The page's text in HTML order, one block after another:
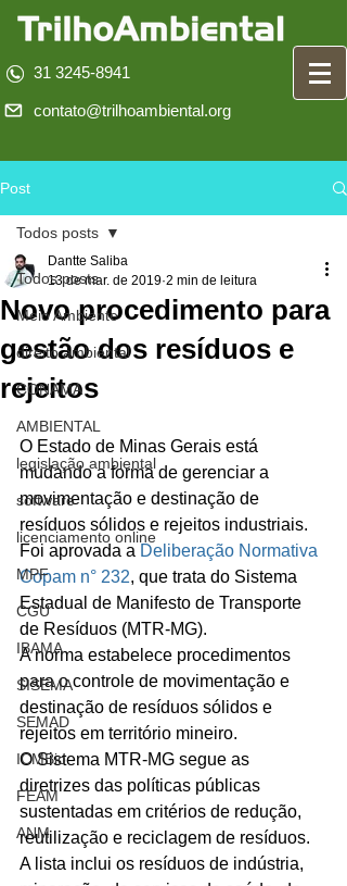
31 3245-8941
contato@trilhoambiental.org
Post
Todos posts
Meio Ambiente
direito ambiental
CONAMA
AMBIENTAL
legislação ambiental
software
licenciamento online
MPF
CGU
IBAMA
SISEMA
SEMAD
ICMBio
FEAM
ANM
Todos posts
Novo procedimento para
gestão dos resíduos e
rejeitos
Dantte Saliba
13 de mar. de 2019 2 min de leitura
O Estado de Minas Gerais está
mudando a forma de gerenciar a
movimentação e destinação de
resíduos sólidos e rejeitos industriais.
Foi aprovada a Deliberação Normativa
Copam n° 232, que trata do Sistema
Estadual de Manifesto de Transporte
de Resíduos (MTR-MG).
A norma estabelece procedimentos
para o controle de movimentação e
destinação de resíduos sólidos e
rejeitos em território mineiro.
O Sistema MTR-MG segue as
diretrizes das políticas públicas
sustentadas em critérios de redução,
reutilização e reciclagem de resíduos.
A lista inclui os resíduos de indústria,